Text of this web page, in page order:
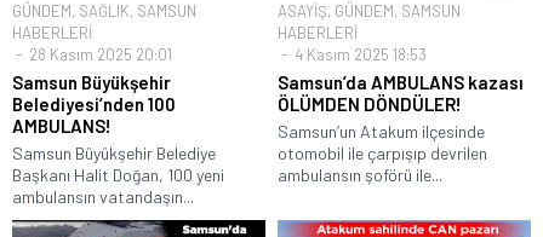
GÜNDEM, SAĞLIK, SAMSUN
HABERLERİ
28 Kasım 2025 20:01
Samsun Büyükşehir
Belediyesi’nden 100
AMBULANS!
Samsun Büyükşehir Belediye
Başkanı Halit Doğan, 100 yeni
ambulansın vatandaşın...
ASAYİŞ, GÜNDEM, SAMSUN
HABERLERİ
4 Kasım 2025 18:53
Samsun’da AMBULANS kazası
ÖLÜMDEN DÖNDÜLER!
Samsun’un Atakum ilçesinde
otomobil ile çarpışıp devrilen
ambulansın şoförü ile...